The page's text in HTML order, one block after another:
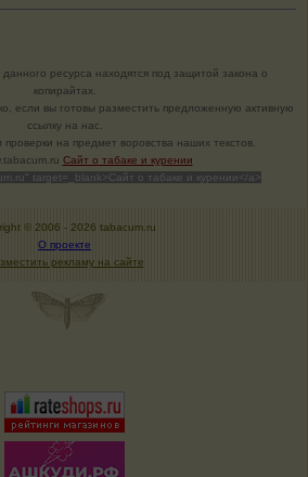
ресурса находятся под защитой закона о
копирайтах.
если вы готовы разместить предложенную активную
ссылку на нас.
на предмет воровства наших текстов.
Сайт о табаке и курении
target=_blank>Сайт о табаке и курении</a>
© 2006 - 2026 tabacum.ru
О проекте
рекламу на сайте